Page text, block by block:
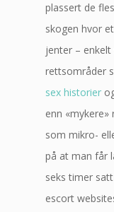
plassert de
skogen hvor
jenter – enkelt
rettsområder
sex historier
enn
som mikro-
på at man får
seks timer
escort